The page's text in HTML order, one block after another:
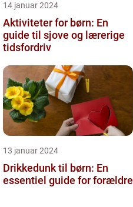
14 januar 2024
Aktiviteter for børn: En
guide til sjove og lærerige
tidsfordriv
13 januar 2024
Drikkedunk til børn: En
essentiel guide for forældre